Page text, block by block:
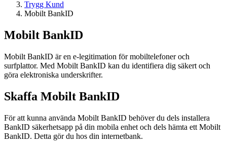
Trygg Kund
Mobilt BankID
Mobilt BankID
Mobilt BankID är en e-legitimation för mobiltelefoner och
surfplattor. Med Mobilt BankID kan du identifiera dig säkert och
göra elektroniska underskrifter.
Skaffa Mobilt BankID
För att kunna använda Mobilt BankID behöver du dels installera
BankID säkerhetsapp på din mobila enhet och dels hämta ett Mobilt
BankID. Detta gör du hos din internetbank.